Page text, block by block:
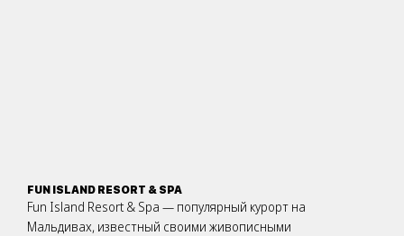
FUN ISLAND RESORT & SPA
Fun Island Resort & Spa — популярный курорт на
Мальдивах, известный своими живописными